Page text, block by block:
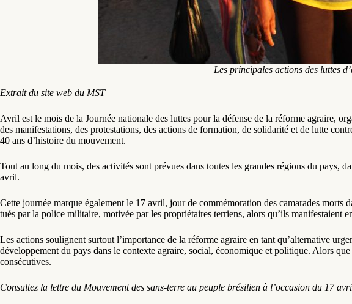
Les principales actions des luttes
Extrait du site web du MST
Avril est le mois de la Journée nationale des luttes pour la défense de la réforme agraire,
des manifestations, des protestations, des actions de formation, de solidarité et de lutte
40 ans d’histoire du mouvement.
Tout au long du mois, des activités sont prévues dans toutes les grandes régions du pays,
avril.
Cette journée marque également le 17 avril, jour de commémoration des camarades
tués par la police militaire, motivée par les propriétaires terriens, alors qu’ils manifestaient
Les actions soulignent surtout l’importance de la réforme agraire en tant qu’alternative
développement du pays dans le contexte agraire, social, économique et politique. Alors
consécutives.
Consultez la lettre du Mouvement des sans-terre au peuple brésilien à l’occasion du 17